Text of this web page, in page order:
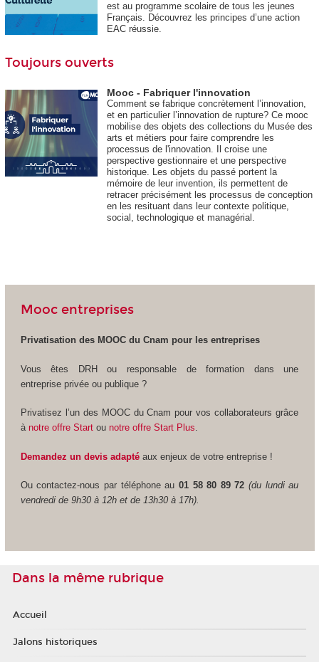
est au programme scolaire de tous les jeunes
Français. Découvrez les principes d’une action
EAC réussie.
Toujours ouverts
Mooc - Fabriquer l'innovation
Comment se fabrique concrètement l’innovation,
et en particulier l’innovation de rupture? Ce mooc
mobilise des objets des collections du Musée des
arts et métiers pour faire comprendre les
processus de l'innovation. Il croise une
perspective gestionnaire et une perspective
historique. Les objets du passé portent la
mémoire de leur invention, ils permettent de
retracer précisément les processus de conception
en les resituant dans leur contexte politique,
social, technologique et managérial.
Mooc entreprises
Privatisation des MOOC du Cnam pour les entreprises
Vous êtes DRH ou responsable de formation dans une
entreprise privée ou publique ?
Privatisez l’un des MOOC du Cnam pour vos collaborateurs grâce
à notre offre Start ou notre offre Start Plus.
Demandez un devis adapté aux enjeux de votre entreprise !
Ou contactez-nous par téléphone au 01 58 80 89 72 (du lundi au
vendredi de 9h30 à 12h et de 13h30 à 17h).
Dans la même rubrique
Accueil
Jalons historiques